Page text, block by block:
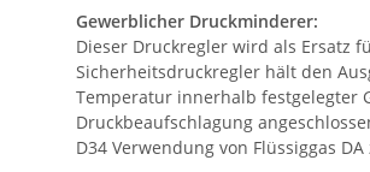
Gewerblicher Druckminderer:
Dieser Druckregler wird als Ersatz
Sicherheitsdruckregler hält den
Temperatur innerhalb festgelegter
Druckbeaufschlagung
D34 Verwendung von Flüssiggas